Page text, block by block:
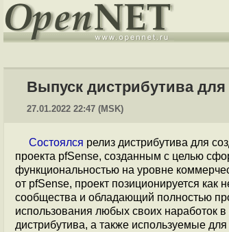
Выпуск дистрибутива
27.01.2022 22:47 (MSK)
Состоялся релиз дистрибутива для
проекта pfSense, созданным с целью
функциональностью на уровне
от pfSense, проект позиционируется
сообщества и обладающий полностью
использования любых своих наработок
дистрибутива, а также используемые